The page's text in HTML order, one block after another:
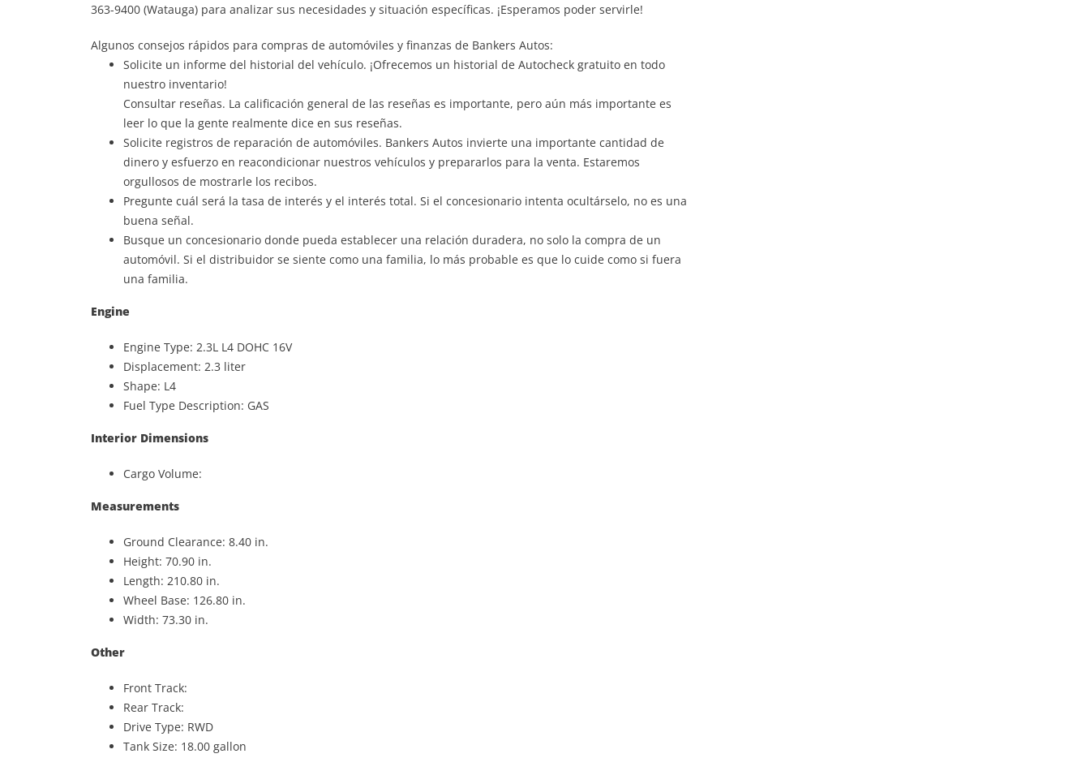
363-9400 (Watauga) para analizar sus necesidades y situación específicas. ¡Esperamos poder servirle!
Algunos consejos rápidos para compras de automóviles y finanzas de Bankers Autos:
Solicite un informe del historial del vehículo. ¡Ofrecemos un historial de Autocheck gratuito en todo
nuestro inventario!
Consultar reseñas. La calificación general de las reseñas es importante, pero aún más importante es
leer lo que la gente realmente dice en sus reseñas.
Solicite registros de reparación de automóviles. Bankers Autos invierte una importante cantidad de
dinero y esfuerzo en reacondicionar nuestros vehículos y prepararlos para la venta. Estaremos
orgullosos de mostrarle los recibos.
Pregunte cuál será la tasa de interés y el interés total. Si el concesionario intenta ocultárselo, no es una
buena señal.
Busque un concesionario donde pueda establecer una relación duradera, no solo la compra de un
automóvil. Si el distribuidor se siente como una familia, lo más probable es que lo cuide como si fuera
una familia.
Engine
Engine Type: 2.3L L4 DOHC 16V
Displacement: 2.3 liter
Shape: L4
Fuel Type Description: GAS
Interior Dimensions
Cargo Volume:
Measurements
Ground Clearance: 8.40 in.
Height: 70.90 in.
Length: 210.80 in.
Wheel Base: 126.80 in.
Width: 73.30 in.
Other
Front Track:
Rear Track:
Drive Type: RWD
Tank Size: 18.00 gallon